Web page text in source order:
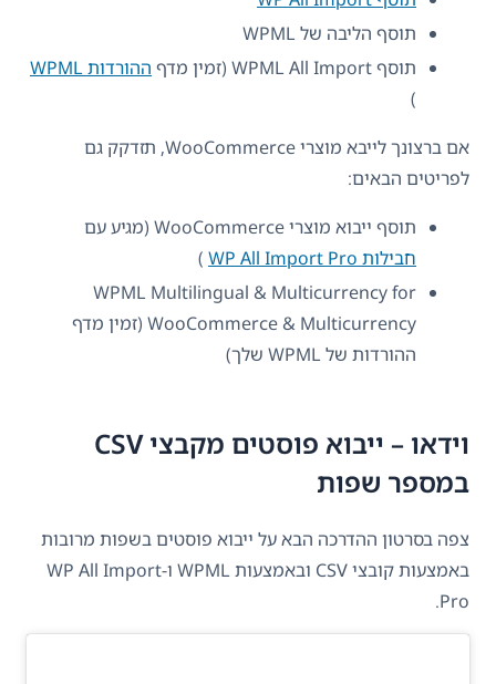
תוסף הליבה של WPML
תוסף WPML All Import (זמין מדף
ההורדות WPML
)
אם ברצונך לייבא מוצרי WooCommerce, תזדקק גם
לפריטים הבאים:
תוסף ייבוא ​​מוצרי WooCommerce (מגיע עם
חבילות WP All Import Pro
)
WPML Multilingual & Multicurrency for
WooCommerce & Multicurrency (זמין מדף
ההורדות של WPML שלך)
וידאו – ייבוא פוסטים מקבצי CSV
במספר שפות
צפה בסרטון ההדרכה הבא על ייבוא פוסטים בשפות מרובות
באמצעות קובצי CSV ובאמצעות WPML ו-WP All Import
Pro.